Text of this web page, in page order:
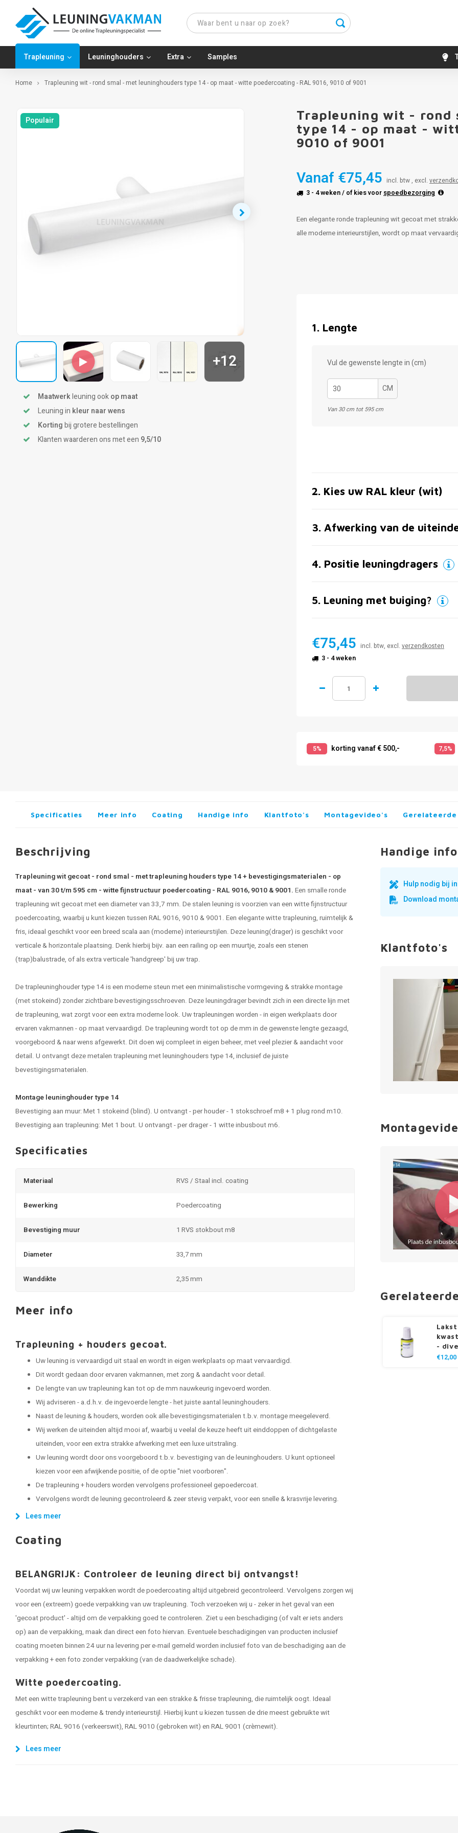
Trapleuning Leuninghouders Extra Samples
Home Trapleuning wit - rond smal - met leuninghouders type 14 - op maat - witte poedercoating - RAL 9016, 9010 of 9001
Populair
+12
Maatwerkleuning ookop maat
Leuning in kleur naar wens
Kortingbij grotere bestellingen
Klanten waarderen ons met een 9,5/10
Trapleuning wit - rond
type 14 - op maat -
9010 of 9001
Vanaf €75,45 incl. btw , excl.
3 - 4 weken/ of kies voor spoedbezorging
Een elegante ronde trapleuning wit gecoat met
alle moderne interieurstijlen, wordt op maat
1. Lengte
Vul de gewenste lengte in (cm)
CM
Van 30 cm tot 595 cm
2. Kies uw RAL kleur (wit)
3. Afwerking van de
4. Positie leuningdragers
5. Leuning met buiging?
€75,45 incl. btw, excl. verzendkosten
3 - 4 weken
5% korting vanaf € 500,- 7,5%
Specificaties Meer info Coating Handige info Klantfoto's Montagevideo's
Beschrijving
Trapleuning wit gecoat - rond smal - met trapleuning houders type 14 + bevestigingsmaterialen - op
maat - van 30 t/m 595 cm - witte fijnstructuur poedercoating - RAL 9016, 9010 & 9001. Een smalle ronde
trapleuning wit gecoat met een diameter van 33,7 mm. De stalen leuning is voorzien van een witte fijnstructuur
poedercoating, waarbij u kunt kiezen tussen RAL 9016, 9010 & 9001. Een elegante witte trapleuning, ruimtelijk &
fris, ideaal geschikt voor een breed scala aan (moderne) interieurstijlen. Deze leuning(drager) is geschikt voor
verticale & horizontale plaatsing. Denk hierbij bijv. aan een railing op een muurtje, zoals een stenen
(trap)balustrade, of als extra verticale 'handgreep' bij uw trap.
De trapleuninghouder type 14 is een moderne steun met een minimalistische vormgeving & strakke montage
(met stokeind) zonder zichtbare bevestigingsschroeven. Deze leuningdrager bevindt zich in een directe lijn met
de trapleuning, wat zorgt voor een extra moderne look. Uwtrapleuningen worden - in eigen werkplaats door
ervaren vakmannen - op maat vervaardigd. De trapleuning wordt tot op de mm in de gewenste lengte gezaagd,
voorgeboord & naar wens afgewerkt. Dit doen wij compleet in eigen beheer, met veel plezier & aandacht voor
detail. U ontvangt deze metalen trapleuning met leuninghouders type 14, inclusief de juiste
bevestigingsmaterialen.
Montage leuninghouder type 14
Bevestiging aan muur: Met 1 stokeind (blind). U ontvangt - per houder - 1 stokschroef m8 + 1 plug rond m10.
Bevestiging aan trapleuning: Met 1 bout. U ontvangt - per drager - 1 witte inbusbout m6.
Specificaties
Materiaal RVS / Staal incl. coating
Bewerking Poedercoating
Bevestiging muur 1 RVS stokbout m8
Diameter 33,7 mm
Wanddikte 2,35 mm
Meer info
Trapleuning + houders gecoat.
Uw leuning is vervaardigd uit staal en wordt in eigen werkplaats op maat vervaardigd.
Dit wordt gedaan door ervaren vakmannen, met zorg & aandacht voor detail.
De lengte van uw trapleuning kan tot op de mm nauwkeurig ingevoerd worden.
Wij adviseren - a.d.h.v. de ingevoerde lengte - het juiste aantal leuninghouders.
Naast de leuning & houders, worden ook alle bevestigingsmaterialen t.b.v. montage meegeleverd.
Wij werken de uiteinden altijd mooi af, waarbij u veelal de keuze heeft uit einddoppen of dichtgelaste
uiteinden, voor een extra strakke afwerking met een luxe uitstraling.
Uw leuning wordt door ons voorgeboord t.b.v. bevestiging van de leuninghouders. U kunt optioneel
kiezen voor een afwijkende positie, of de optie "niet voorboren".
De trapleuning + houders worden vervolgens professioneel gepoedercoat.
Vervolgens wordt de leuning gecontroleerd & zeer stevig verpakt, voor een snelle & krasvrije levering.
Lees meer
Coating
BELANGRIJK: Controleer de leuning direct bij ontvangst!
Voordat wij uw leuning verpakken wordt de poedercoating altijd uitgebreid gecontroleerd. Vervolgens zorgen wij
voor een (extreem) goede verpakking van uw trapleuning. Toch verzoeken wij u - zeker in het geval van een
'gecoat product' - altijd om de verpakking goed te controleren. Ziet u een beschadiging (of valt er iets anders
op) aan de verpakking, maak dan direct een foto hiervan. Eventuele beschadigingen van producten inclusief
coating moeten binnen 24 uur na levering per e-mail gemeld worden inclusief foto van de beschadiging aan de
verpakking + een foto zonder verpakking (van de daadwerkelijke schade).
Witte poedercoating.
Met een witte trapleuning bent u verzekerd van een strakke & frisse trapleuning, die ruimtelijk oogt. Ideaal
geschikt voor een moderne & trendy interieurstijl. Hierbij kunt u kiezen tussen de drie meest gebruikte wit
kleurtinten; RAL 9016 (verkeerswit), RAL 9010 (gebroken wit) en RAL 9001 (crèmewit).
Lees meer
Handige info
Hulp nodig bij
Download
Klantfoto's
-
€12,00